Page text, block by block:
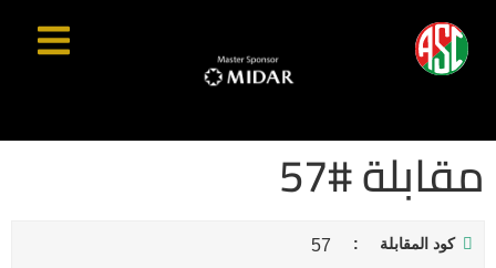
مقابلة #57
كود المقابلة 57